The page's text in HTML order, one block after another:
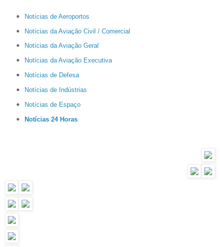
Notícias de Aeroportos
Notícias da Aviação Civil / Comercial
Notícias da Aviação Geral
Notícias da Aviação Executiva
Notícias de Defesa
Notícias de Indústrias
Notícias de Espaço
Notícias 24 Horas